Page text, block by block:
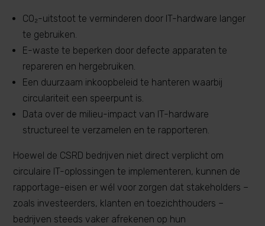
CO₂-uitstoot te verminderen door IT-hardware langer
te gebruiken.
E-waste te beperken door defecte apparaten te
repareren en hergebruiken.
Een duurzaam inkoopbeleid te hanteren waarbij
circulariteit een speerpunt is.
Data over de milieu-impact van IT-hardware
structureel te verzamelen en te rapporteren.
Hoewel de CSRD bedrijven niet direct verplicht om
circulaire IT-oplossingen te implementeren, kunnen de
rapportage-eisen er wél voor zorgen dat stakeholders –
zoals investeerders, klanten en toezichthouders –
bedrijven steeds vaker afrekenen op hun